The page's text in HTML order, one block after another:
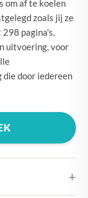
om af te koelen
zoals jij ze
298 pagina's,
uitvoering, voor
door iedereen